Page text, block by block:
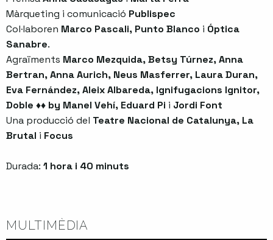
Màrqueting i comunicació Publispec
Col·laboren Marco Pascali, Punto Blanco i Óptica
Sanabre.
Agraïments Marco Mezquida, Betsy Túrnez, Anna
Bertran, Anna Aurich, Neus Masferrer, Laura Duran,
Eva Fernández, Aleix Albareda, Ignifugacions Ignitor,
Doble ♦♦ by Manel Vehí, Eduard Pi i Jordi Font
Una producció del Teatre Nacional de Catalunya, La
Brutal i Focus
Durada: 1 hora i 40 minuts
MULTIMÈDIA